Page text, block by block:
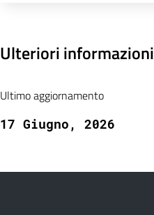
Ulteriori informazioni
Ultimo aggiornamento
17 Giugno, 2026